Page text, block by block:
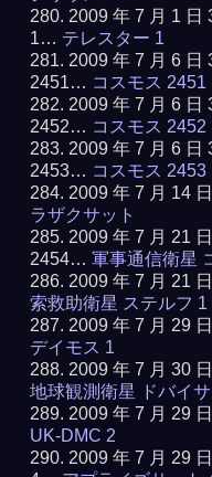
2009 年 7 月 1 日
1… テレスター 1
2009 年 7 月 6 日
2451… コスモス 2451
2009 年 7 月 6 日
2452… コスモス 2452
2009 年 7 月 6 日
2453… コスモス 2453
2009 年 7 月 14
ラザクサット
2009 年 7 月 21
2454…軍事通信衛星
2009 年 7 月 21
索救助衛星 ステルフ 1
2009 年 7 月 29
デイモス 1
2009 年 7 月 30
地球観測衛星 ドバイ
2009 年 7 月 29
UK-DMC 2
2009 年 7 月 29